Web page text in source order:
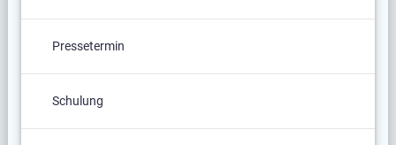
Pressetermin
Schulung